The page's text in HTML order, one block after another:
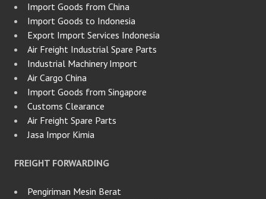
Import Goods from China
Import Goods to Indonesia
Export Import Services Indonesia
Air Freight Industrial Spare Parts
Industrial Machinery Import
Air Cargo China
Import Goods from Singapore
Customs Clearance
Air Freight Spare Parts
Jasa Impor Kimia
FREIGHT FORWARDING
Pengiriman Mesin Berat